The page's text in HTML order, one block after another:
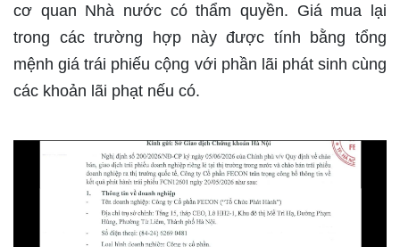
cơ quan Nhà nước có thẩm quyền. Giá mua lại
trong các trường hợp này được tính bằng tổng
mệnh giá trái phiếu cộng với phần lãi phát sinh cùng
các khoản lãi phạt nếu có.